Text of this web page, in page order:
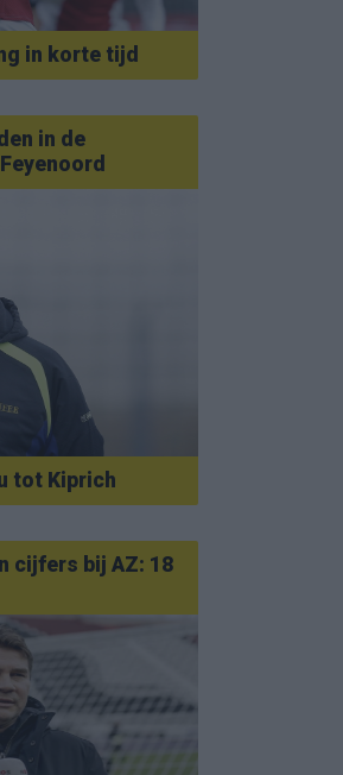
in korte tijd
in de
tot Kiprich
cijfers bij AZ: 18